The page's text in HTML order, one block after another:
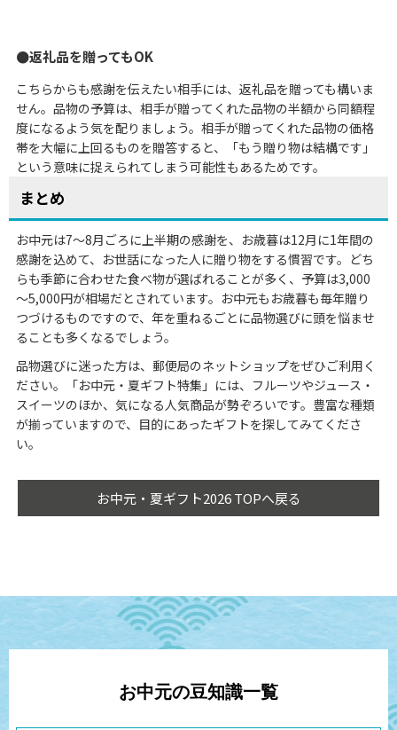
返礼品を贈ってもOK
こちらからも感謝を伝えたい相手には、返礼品を贈っても構いま
せん。品物の予算は、相手が贈ってくれた品物の半額から同額程
度になるよう気を配りましょう。相手が贈ってくれた品物の価格
帯を大幅に上回るものを贈答すると、「もう贈り物は結構です」
という意味に捉えられてしまう可能性もあるためです。
まとめ
お中元は7～8月ごろに上半期の感謝を、お歳暮は12月に1年間の
感謝を込めて、お世話になった人に贈り物をする慣習です。どち
らも季節に合わせた食べ物が選ばれることが多く、予算は3,000
～5,000円が相場だとされています。お中元もお歳暮も毎年贈り
つづけるものですので、年を重ねるごとに品物選びに頭を悩ませ
ることも多くなるでしょう。
品物選びに迷った方は、郵便局のネットショップをぜひご利用く
ださい。「お中元・夏ギフト特集」には、フルーツやジュース・
スイーツのほか、気になる人気商品が勢ぞろいです。豊富な種類
が揃っていますので、目的にあったギフトを探してみてくださ
い。
お中元・夏ギフト2026 TOPへ戻る
お中元の豆知識一覧